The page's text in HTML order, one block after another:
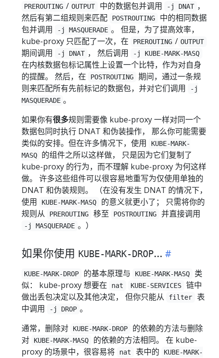
PREROUTING / OUTPUT 中的数据包并调用 -j DNAT ，
然后有第二组规则来匹配
POSTROUTING
中的相同数据
包并调用
-j MASQUERADE 。 但是，为了提高效率，
kube-proxy 只匹配了一次，在
PREROUTING / OUTPUT
期间调用 -j DNAT ， 然后调用 -j KUBE-MARK-MASQ
在内核数据包标记属性上设置一个比特，作为对自身
的提醒。 然后，在
POSTROUTING
期间，通过一条规
则来匹配所有先前标记的数据包，并对它们调用
-j
MASQUERADE 。
如果你有很多规则需要像 kube-proxy 一样对同一个
数据包同时执行 DNAT 和伪装操作， 那么你可能需要
类似的安排。但在许多情况下，使用
KUBE-MARK-
MASQ
的组件之所以这样做， 只是因为它们复制了
kube-proxy 的行为，而不理解 kube-proxy 为何这样
做。 许多这些组件可以很容易地重写为仅使用单独的
DNAT 和伪装规则。 （在没有发生 DNAT 的情况下，
使用
KUBE-MARK-MASQ
的意义就更小了； 只需将你的
规则从
PREROUTING 移至 POSTROUTING 并直接调用
-j MASQUERADE 。）
如果你使用 KUBE-MARK-DROP...
KUBE-MARK-DROP 的基本原理与 KUBE-MARK-MASQ
类
似： kube-proxy 想要在
nat KUBE-SERVICES
链中
做出丢包决定以及其他决定， 但你只能从
filter
表
中调用
-j DROP 。
通常，删除对
KUBE-MARK-DROP
的依赖的方法与删除
对
KUBE-MARK-MASQ
的依赖的方法相同。 在 kube-
proxy 的场景中，很容易将
nat 表中的
KUBE-MARK-